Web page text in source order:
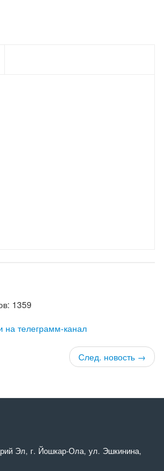
1359
на телеграмм-канал
След. новость →
Эл, г. Йошкар-Ола, ул. Эшкинина,